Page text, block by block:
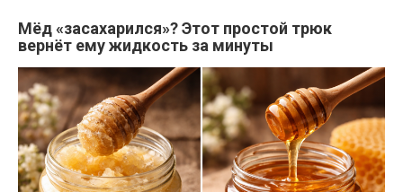
Мёд «засахарился»? Этот простой трюк
вернёт ему жидкость за минуты